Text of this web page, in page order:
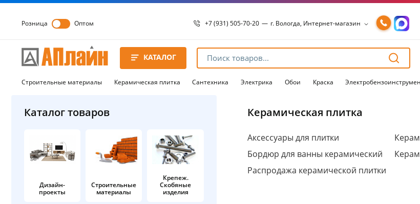
Розница Оптом +7 (931) 505-70-20 — г. Вологда, Интернет-магазин
8 8172 54-15-98
8 8172 54-15-96
г. Вологда, Пошехонское ш., 18
КАТАЛОГ
Строительные материалы Керамическая плитка Сантехника Электрика Обои Краска
Каталог товаров
Дизайн-
проекты
Строительные
материалы
Крепеж.
Скобяные
изделия
Керамическая плитка
Аксессуары для плитки
Бордюр для ванны керамический
Распродажа керамической плитки
Для клиентов всех банков
Разбейтеоплату
на части
без переплат